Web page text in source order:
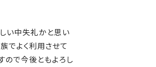
い中失礼かと思い
でよく利用させて
ので今後ともよろし